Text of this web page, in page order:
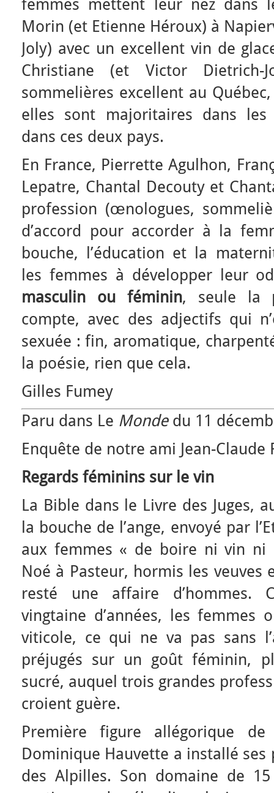
femmes mettent leur nez dans
Morin (et Etienne Héroux) à
Joly) avec un excellent vin de
Christiane (et Victor Dietrich-
sommelières excellent au
elles sont majoritaires dans les
dans ces deux pays.
En France, Pierrette Agulhon,
Lepatre, Chantal Decouty et
profession (œnologues,
d’accord pour accorder à la
bouche, l’éducation et la
les femmes à développer leur
masculin ou féminin, seule la
compte, avec des adjectifs qui
sexuée : fin, aromatique,
la poésie, rien que cela.
Gilles Fumey
Paru dans Le Mondedu 11
Enquête de notre ami Jean-Claude
Regards féminins sur le vin
La Bible dans le Livre des Juges,
la bouche de l’ange, envoyé par
aux femmes « de boire ni vin ni
Noé à Pasteur, hormis les veuves
resté une affaire d’hommes.
vingtaine d’années, les
viticole, ce qui ne va pas sans
préjugés sur un goût féminin,
sucré, auquel trois grandes
croient guère.
Première figure allégorique
Dominique Hauvette a installé
des Alpilles. Son domaine de